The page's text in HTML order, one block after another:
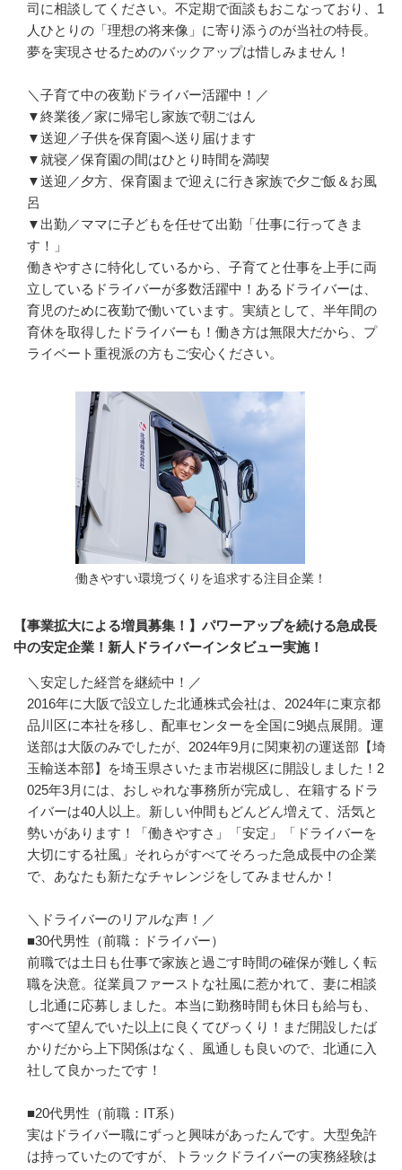
司に相談してください。不定期で面談もおこなっており、1
人ひとりの「理想の将来像」に寄り添うのが当社の特長。
夢を実現させるためのバックアップは惜しみません！
＼子育て中の夜勤ドライバー活躍中！／
▼終業後／家に帰宅し家族で朝ごはん
▼送迎／子供を保育園へ送り届けます
▼就寝／保育園の間はひとり時間を満喫
▼送迎／夕方、保育園まで迎えに行き家族で夕ご飯＆お風
呂
▼出勤／ママに子どもを任せて出勤「仕事に行ってきま
す！」
働きやすさに特化しているから、子育てと仕事を上手に両
立しているドライバーが多数活躍中！あるドライバーは、
育児のために夜勤で働いています。実績として、半年間の
育休を取得したドライバーも！働き方は無限大だから、プ
ライベート重視派の方もご安心ください。
働きやすい環境づくりを追求する注目企業！
【事業拡大による増員募集！】パワーアップを続ける急成長
中の安定企業！新人ドライバーインタビュー実施！
＼安定した経営を継続中！／
2016年に大阪で設立した北通株式会社は、2024年に東京都
品川区に本社を移し、配車センターを全国に9拠点展開。運
送部は大阪のみでしたが、2024年9月に関東初の運送部【埼
玉輸送本部】を埼玉県さいたま市岩槻区に開設しました！2
025年3月には、おしゃれな事務所が完成し、在籍するドラ
イバーは40人以上。新しい仲間もどんどん増えて、活気と
勢いがあります！「働きやすさ」「安定」「ドライバーを
大切にする社風」それらがすべてそろった急成長中の企業
で、あなたも新たなチャレンジをしてみませんか！
＼ドライバーのリアルな声！／
■30代男性（前職：ドライバー）
前職では土日も仕事で家族と過ごす時間の確保が難しく転
職を決意。従業員ファーストな社風に惹かれて、妻に相談
し北通に応募しました。本当に勤務時間も休日も給与も、
すべて望んでいた以上に良くてびっくり！まだ開設したば
かりだから上下関係はなく、風通しも良いので、北通に入
社して良かったです！
■20代男性（前職：IT系）
実はドライバー職にずっと興味があったんです。大型免許
は持っていたのですが、トラックドライバーの実務経験は